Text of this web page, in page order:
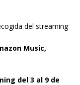
del streaming
Music,
del 3 al 9 de